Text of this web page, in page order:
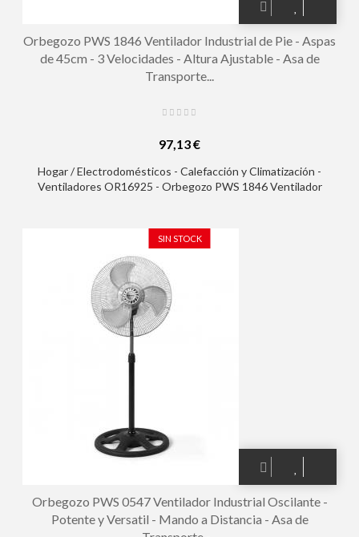
Orbegozo PWS 1846 Ventilador Industrial de Pie - Aspas
de 45cm - 3 Velocidades - Altura Ajustable - Asa de
Transporte...
97,13 €
Hogar / Electrodomésticos - Calefacción y Climatización -
Ventiladores OR16925 - Orbegozo PWS 1846 Ventilador
SIN STOCK
Orbegozo PWS 0547 Ventilador Industrial Oscilante -
Potente y Versatil - Mando a Distancia - Asa de